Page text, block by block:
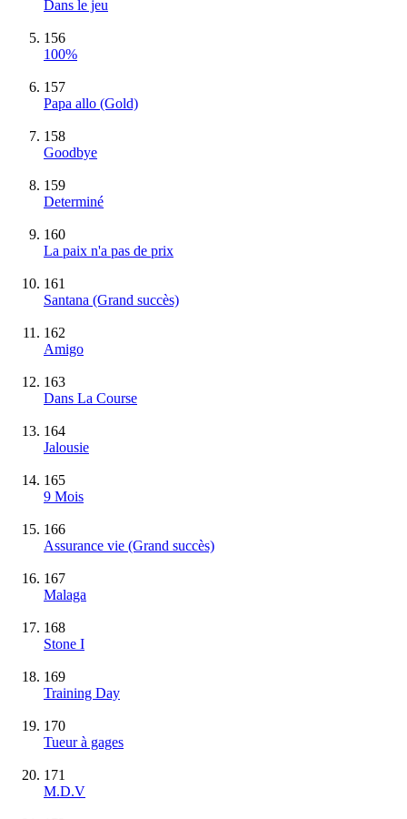
Dans le jeu
156
100%
157
Papa allo (Gold)
158
Goodbye
159
Determiné
160
La paix n'a pas de prix
161
Santana (Grand succès)
162
Amigo
163
Dans La Course
164
Jalousie
165
9 Mois
166
Assurance vie (Grand succès)
167
Malaga
168
Stone I
169
Training Day
170
Tueur à gages
171
M.D.V